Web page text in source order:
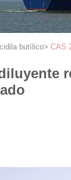
butílico> CAS